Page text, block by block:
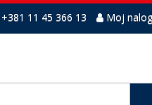
+381 11 45 366 13 Moj nalog